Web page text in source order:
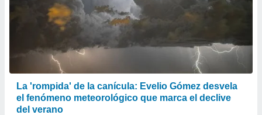
La 'rompida' de la canícula: Evelio Gómez desvela
el fenómeno meteorológico que marca el declive
del verano